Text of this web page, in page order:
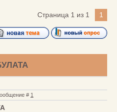
Страница 1 из 1 1
# 1